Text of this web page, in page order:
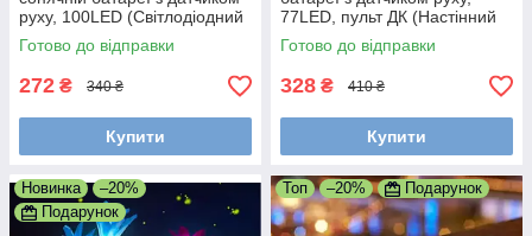
руху, 100LED (Світлодіодний
ліхтар з акумулятором)
Готово до відправки
272 ₴ 340 ₴
Купити
77LED, пульт ДК (Настінний
акумуляторний світильник)
Готово до відправки
328 ₴ 410 ₴
Купити
Новинка
–20%
Подарунок
Топ –20% Подарунок